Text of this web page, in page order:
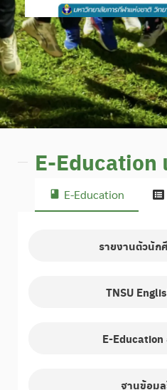
E-Education
E-Education
รายงานตัวนัก
TNSU
E-Education
ฐานข้อมู